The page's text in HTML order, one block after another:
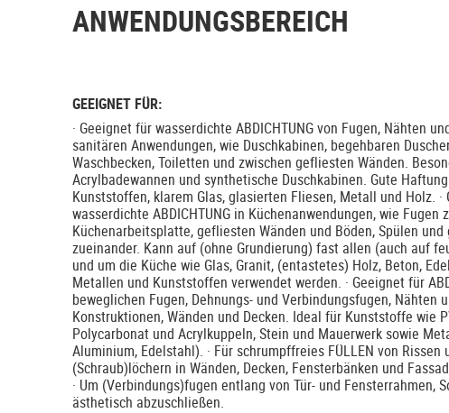
ANWENDUNGSBEREICH
GEEIGNET FÜR:
· Geeignet für wasserdichte ABDICHTUNG von Fugen, Nähten
sanitären Anwendungen, wie Duschkabinen, begehbaren
Waschbecken, Toiletten und zwischen gefliesten Wänden.
Acrylbadewannen und synthetische Duschkabinen. Gute
Kunststoffen, klarem Glas, glasierten Fliesen, Metall und Holz. ·
wasserdichte ABDICHTUNG in Küchenanwendungen, wie Fugen
Küchenarbeitsplatte, gefliesten Wänden und Böden, Spülen
zueinander. Kann auf (ohne Grundierung) fast allen (auch auf
und um die Küche wie Glas, Granit, (entastetes) Holz, Beton,
Metallen und Kunststoffen verwendet werden. · Geeignet für
beweglichen Fugen, Dehnungs- und Verbindungsfugen, Nähten
Konstruktionen, Wänden und Decken. Ideal für Kunststoffe wie
Polycarbonat und Acrylkuppeln, Stein und Mauerwerk sowie
Aluminium, Edelstahl). · Für schrumpffreies FÜLLEN von Rissen
(Schraub)löchern in Wänden, Decken, Fensterbänken und
· Um (Verbindungs)fugen entlang von Tür- und Fensterrahmen,
ästhetisch abzuschließen.